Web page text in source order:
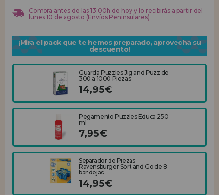
Compra antes de las 13:00h de hoy y lo recibirás a partir del
lunes 10 de agosto (Envíos Peninsulares)
¡Mira el pack que te hemos preparado, aprovecha su
descuento!
Guarda Puzzles Jig and Puzz de
300 a 1000 Piezas
14,95€
Pegamento Puzzles Educa 250
ml
7,95€
Separador de Piezas
Ravensburger Sort and Go de 8
bandejas
14,95€